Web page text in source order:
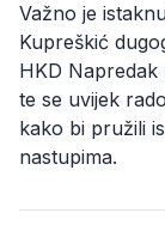
Važno je
Kupreškić
HKD
te se uvijek
kako bi pružili
nastupima.